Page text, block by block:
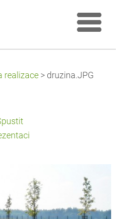
realizace > druzina.JPG